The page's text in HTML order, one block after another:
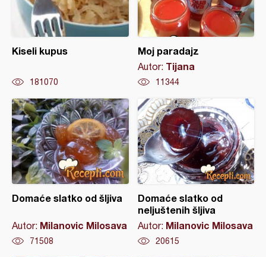
Kiseli kupus
181070
Moj paradajz
Autor: Tijana
11344
Domaće slatko od šljiva
Autor: Milanovic Milosava
71508
Domaće slatko od
neljuštenih šljiva
Autor: Milanovic Milosava
20615